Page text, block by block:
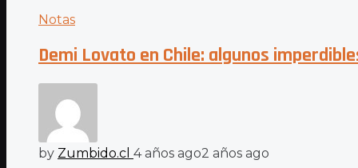
Notas
Demi Lovato en Chile: algunos
by Zumbido.cl 4 años ago2 años ago